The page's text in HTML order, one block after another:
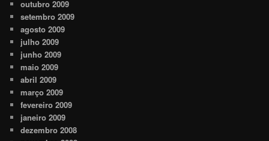
outubro 2009
setembro 2009
agosto 2009
julho 2009
junho 2009
maio 2009
abril 2009
março 2009
fevereiro 2009
janeiro 2009
dezembro 2008